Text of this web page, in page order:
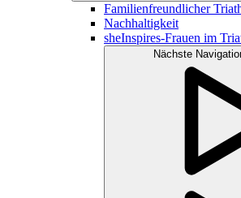
Familienfreundlicher
Nachhaltigkeit
sheInspires-Frauen im
Nächste